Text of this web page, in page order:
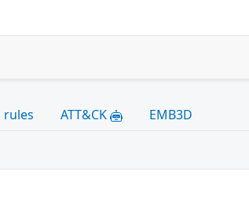
rules ATT&CK EMB3D